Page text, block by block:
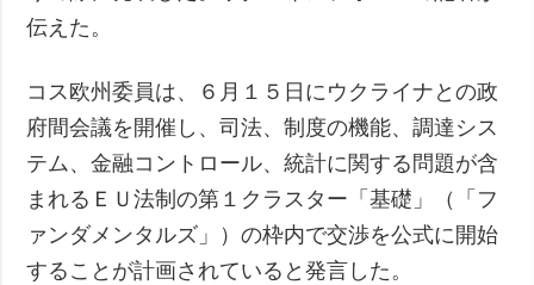
伝えた。
コス欧州委員は、６月１５日にウクライナとの政
府間会議を開催し、司法、制度の機能、調達シス
テム、金融コントロール、統計に関する問題が含
まれるＥＵ法制の第１クラスター「基礎」（「フ
ァンダメンタルズ」）の枠内で交渉を公式に開始
することが計画されていると発言した。